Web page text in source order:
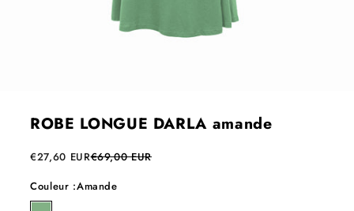
ROBE LONGUE DARLA amande
Prix de vente
€27,60 EURPrix normal
€69,00 EUR
Couleur :Amande